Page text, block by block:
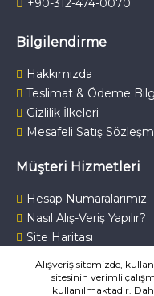
+90-312-474-0070
Bilgilendirme
Hakkımızda
Teslimat & Ödeme
Gizlilik İlkeleri
Mesafeli Satış
Müşteri Hizmetleri
Hesap Numaralarımız
Nasıl Alış-Veriş Yapılır?
Site Haritası
Alışveriş sitemizde,
sitesinin verimli
kullanılmaktadır.